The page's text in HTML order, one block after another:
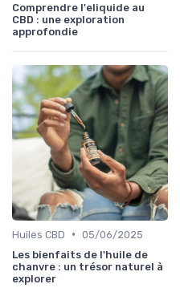
Comprendre l'eliquide au
CBD : une exploration
approfondie
Huiles CBD • 05/06/2025
Les bienfaits de l'huile de
chanvre : un trésor naturel à
explorer